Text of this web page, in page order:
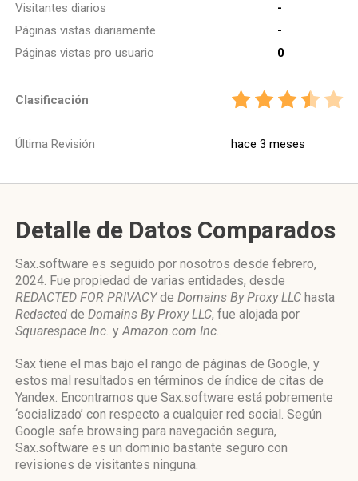
Visitantes diarios
-
Páginas vistas diariamente
-
Páginas vistas pro usuario
0
Clasificación
Última Revisión hace 3 meses
Detalle de Datos Comparados
Sax.software es seguido por nosotros desde febrero,
2024. Fue propiedad de varias entidades, desde
REDACTED FOR PRIVACYde Domains By Proxy LLC hasta
Redacted de Domains By Proxy LLC, fue alojada por
Squarespace Inc. yAmazon.com Inc..
Sax tiene el mas bajo el rango de páginas de Google, y
estos mal resultados en términos de índice de citas de
Yandex. Encontramos que Sax.software está pobremente
‘socializado’ con respecto a cualquier red social. Según
Google safe browsing para navegación segura,
Sax.software es un dominio bastante seguro con
revisiones de visitantes ninguna.